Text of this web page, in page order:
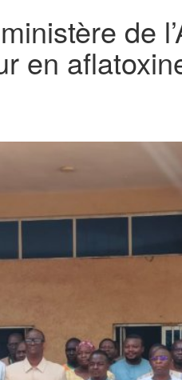
de
en